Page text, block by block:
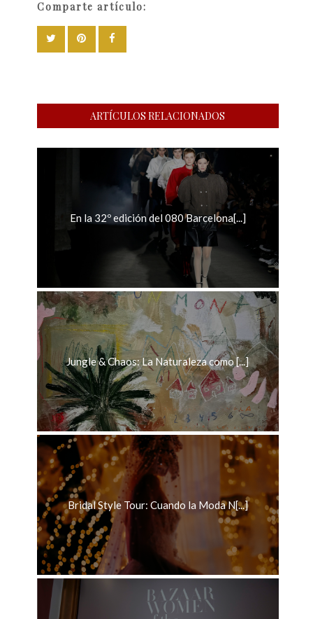
Comparte artículo:
ARTÍCULOS RELACIONADOS
En la 32º edición del 080 Barcelona[...]
Jungle & Chaos: La Naturaleza como [...]
Bridal Style Tour: Cuando la Moda N[...]